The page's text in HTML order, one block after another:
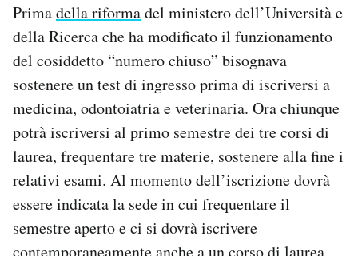
Primadella riformadel ministero dell’Università e
della Ricerca che ha modificato il funzionamento
del cosiddetto “numero chiuso” bisognava
sostenere un test di ingresso prima di iscriversi a
medicina, odontoiatria e veterinaria. Ora chiunque
potrà iscriversi al primo semestre dei tre corsi di
laurea, frequentare tre materie, sostenere alla fine i
relativi esami. Al momento dell’iscrizione dovrà
essere indicata la sede in cui frequentare il
semestre aperto e ci si dovrà iscrivere
contemporaneamente anche a un corso di laurea